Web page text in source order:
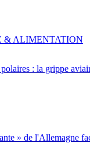
: la grippe
& ALIMENTATION
» de l'Allemagne